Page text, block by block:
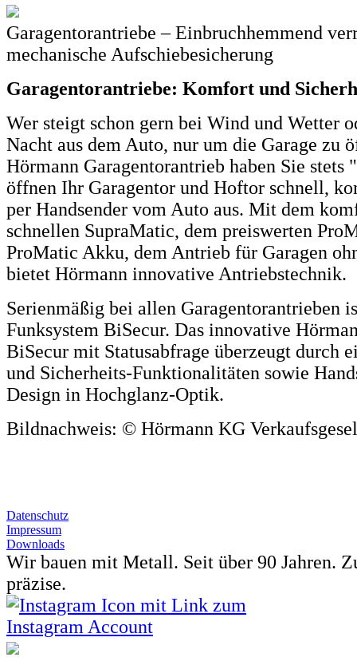
Garagentorantriebe – Einbruchhemmend
mechanische Aufschiebesicherung
Garagentorantriebe: Komfort und
Wer steigt schon gern bei Wind und Wetter
Nacht aus dem Auto, nur um die Garage zu
Hörmann Garagentorantrieb haben Sie stets
öffnen Ihr Garagentor und Hoftor schnell,
per Handsender vom Auto aus. Mit dem
schnellen SupraMatic, dem preiswerten
ProMatic Akku, dem Antrieb für Garagen
bietet Hörmann innovative Antriebstechnik.
Serienmäßig bei allen Garagentorantrieben
Funksystem BiSecur. Das innovative
BiSecur mit Statusabfrage überzeugt durch
und Sicherheits-Funktionalitäten sowie
Design in Hochglanz-Optik.
Bildnachweis: © Hörmann KG
Datenschutz
Impressum
Downloads
Wir bauen mit Metall. Seit über 90 Jahren.
präzise.